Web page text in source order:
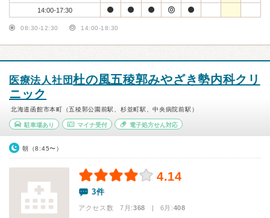
14:00-17:30
08:30-12:30 14:00-18:30
医療法人社団杜の風五稜郭みやざき勢内科クリ
ニック
北海道函館市本町（五稜郭公園前駅、杉並町駅、中央病院前駅）
駐車場あり マイナ受付 電子処方せん対応
朝（8:45〜）
4.14
3件
アクセス数 7月:368 | 6月:408